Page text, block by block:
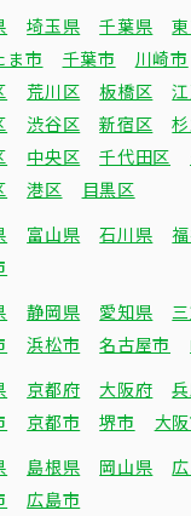
埼玉県 千葉県
ま市
千葉市 川崎市
荒川区 板橋区
渋谷区 新宿区
中央区 千代田区
港区 目黒区
富山県 石川県
静岡県 愛知県
浜松市 名古屋市
京都府 大阪府
京都市 堺市 大
島根県 岡山県
広島市